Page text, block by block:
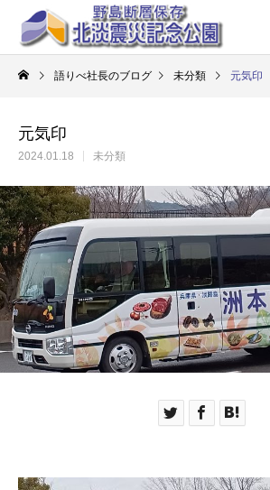
語りべ社長のブログ 未分類 元気印
元気印
2024.01.18 未分類